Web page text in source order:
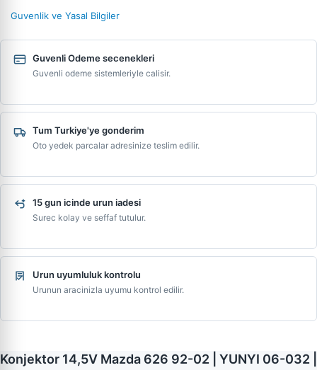
Guvenlik ve Yasal Bilgiler
Guvenli Odeme secenekleri
Guvenli odeme sistemleriyle calisir.
Tum Turkiye'ye gonderim
Oto yedek parcalar adresinize teslim edilir.
15 gun icinde urun iadesi
Surec kolay ve seffaf tutulur.
Urun uyumluluk kontrolu
Urunun aracinizla uyumu kontrol edilir.
Konjektor 14,5V Mazda 626 92-02 | YUNYI 06-032 |